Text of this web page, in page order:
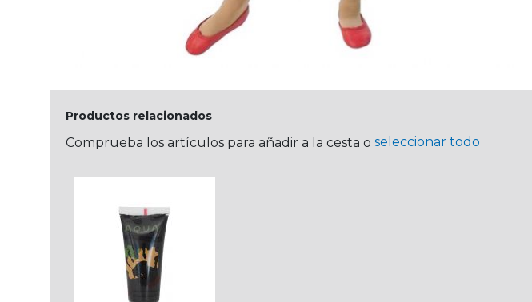
Productos relacionados
Comprueba los artículos para añadir a la cesta o seleccionar todo